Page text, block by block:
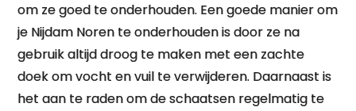
om ze goed te onderhouden. Een goede manier om
je Nijdam Noren te onderhouden is door ze na
gebruik altijd droog te maken met een zachte
doek om vocht en vuil te verwijderen. Daarnaast is
het aan te raden om de schaatsen regelmatig te